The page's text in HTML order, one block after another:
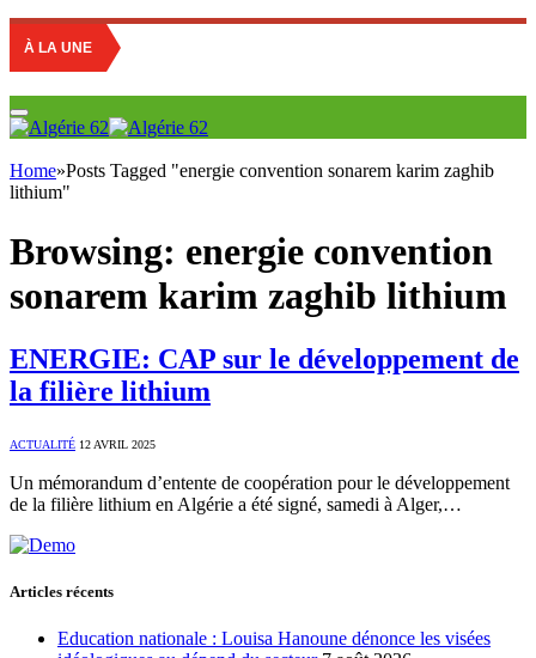
À LA UNE
Home»Posts Tagged "energie convention sonarem karim zaghib
lithium"
Browsing: energie convention
sonarem karim zaghib lithium
ENERGIE: CAP sur le développement de
la filière lithium
ACTUALITÉ 12 AVRIL 2025
Un mémorandum d’entente de coopération pour le développement
de la filière lithium en Algérie a été signé, samedi à Alger,…
Articles récents
Education nationale : Louisa Hanoune dénonce les visées